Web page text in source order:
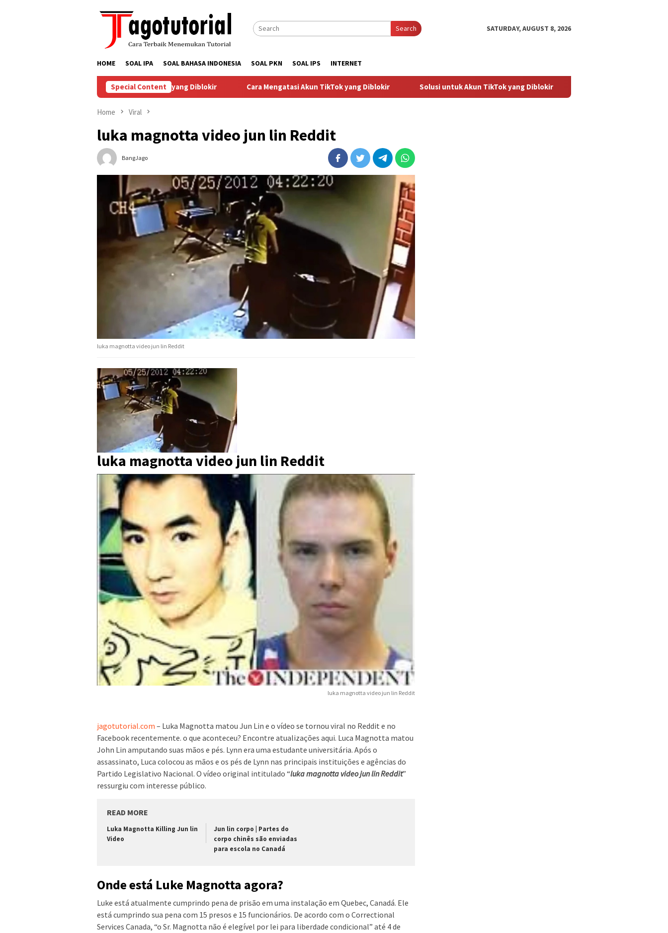
Search SATURDAY, AUGUST 8, 2026
HOME SOAL IPA SOAL BAHASA INDONESIA SOAL PKN SOAL IPS INTERNET
Special Content
Masalah Akun TikTok yang Diblokir Cara Mengatasi Akun TikTok yang Diblokir Solusi untuk Akun TikTok yang Diblokir Panduan untuk Mengaktifkan Kembali
Home Viral
luka magnotta video jun lin Reddit
BangJago
luka magnotta video jun lin Reddit
luka magnotta video jun lin Reddit
luka magnotta video jun lin Reddit
jagotutorial.com – Luka Magnotta matou Jun Lin e o vídeo se tornou viral no Reddit e no
Facebook recentemente. o que aconteceu? Encontre atualizações aqui. Luca Magnotta matou
John Lin amputando suas mãos e pés. Lynn era uma estudante universitária. Após o
assassinato, Luca colocou as mãos e os pés de Lynn nas principais instituições e agências do
Partido Legislativo Nacional. O vídeo original intitulado “luka magnotta video jun lin Reddit”
ressurgiu com interesse público.
READ MORE
Luka Magnotta Killing Jun lin
Video
Jun lin corpo | Partes do
corpo chinês são enviadas
para escola no Canadá
Onde está Luke Magnotta agora?
Luke está atualmente cumprindo pena de prisão em uma instalação em Quebec, Canadá. Ele
está cumprindo sua pena com 15 presos e 15 funcionários. De acordo com o Correctional
Services Canada, “o Sr. Magnotta não é elegível por lei para liberdade condicional” até 4 de